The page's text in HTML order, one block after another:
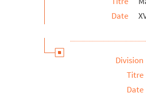
Date
Division
Titre
Date